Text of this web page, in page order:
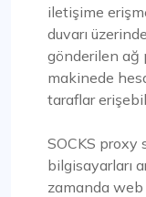
iletişime
duvarı
gönderilen ağ
makinede
taraflar
SOCKS proxy
bilgisayarları
zamanda web